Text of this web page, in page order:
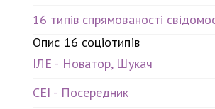
16 типів спрямованості
Опис 16 соціотипів
ІЛЕ - Новатор, Шукач
СЕІ - Посередник